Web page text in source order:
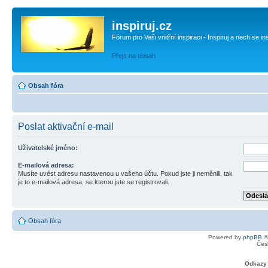
inspiruj.cz
Fórum pro Vaši vnitřní inspiraci - Inspiruj a nech se
Přejít na obsah
Obsah fóra
Poslat aktivační e-mail
Uživatelské jméno:
E-mailová adresa:
Musíte uvést adresu nastavenou u vašeho účtu. Pokud jste ji neměnili, tak
je to e-mailová adresa, se kterou jste se registrovali.
Obsah fóra
Powered by phpBB